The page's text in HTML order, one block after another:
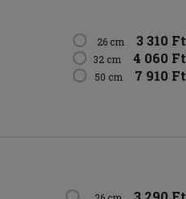
26 cm 3 310 Ft
32 cm 4 060 Ft
50 cm 7 910 Ft